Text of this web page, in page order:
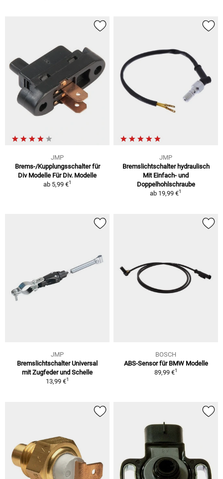
JMP
Brems-/Kupplungsschalter für
Div Modelle Für Div. Modelle
ab 5,99 €1
JMP
Bremslichtschalter hydraulisch
Mit Einfach- und
Doppelhohlschraube
ab 19,99 €1
JMP
Bremslichtschalter Universal
mit Zugfeder und Schelle
13,99 €1
BOSCH
ABS-Sensor für BMW Modelle
89,99 €1